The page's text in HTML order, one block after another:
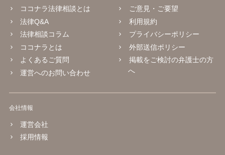
ココナラ法律相談とは
法律Q&A
法律相談コラム
ココナラとは
よくあるご質問
運営へのお問い合わせ
ご意見・ご要望
利用規約
プライバシーポリシー
外部送信ポリシー
掲載をご検討の弁護士の方
へ
会社情報
運営会社
採用情報